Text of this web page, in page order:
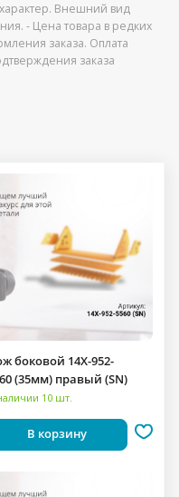
Внешний вид
- Цена товара в редких
заказа. Оплата
заказа
боковой 14X-952-
(35мм) правый (SN)
10 шт.
В корзину